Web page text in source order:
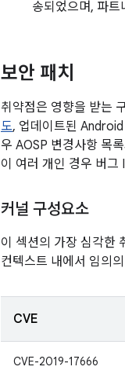
송되었으며, 파
보안 패치
취약점은 영향을 받는
도, 업데이트된
우 AOSP 변경사항 목
이 여러 개인 경우 버그
커널 구성요소
이 섹션의 가장 심각한
컨텍스트 내에서 임의
CVE
CVE-2019-17666